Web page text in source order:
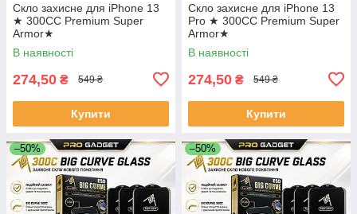
Скло захисне для iPhone 13
★ 300CC Premium Super
Armor★
В наявності
274,50 ₴ 549 ₴
Купити
Скло захисне для iPhone 13
Pro ★ 300CC Premium Super
Armor★
В наявності
274,50 ₴ 549 ₴
Купити
–50% –50%